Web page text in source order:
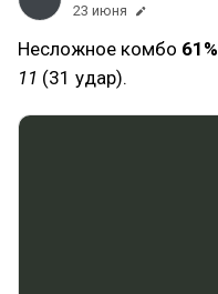
23 июня
Несложное комбо 61%
11 (31 удар).